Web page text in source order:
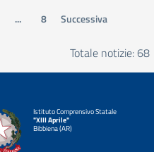
... 8 Successiva
Totale notizie: 68
Istituto Comprensivo Statale
"XIII Aprile"
Bibbiena (AR)